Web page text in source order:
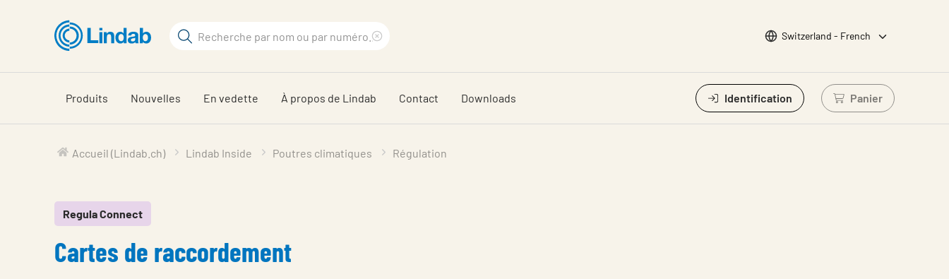
principal
Rechercher
sur
le
terme
recherché
Choisir la langue
Switzerland - French
Produits Nouvelles En vedette À propos de Lindab Contact Downloads Identification Panier
Connectez-vous
Accueil (Lindab.ch) Lindab Inside Poutres climatiques Régulation
Regula Connect
Cartes de raccordement